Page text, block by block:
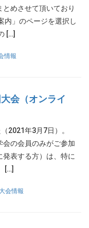
めさせて頂いており
内」のページを選択し
[…]
情報
会（オンライ
（2021年3月7日）。
の会員のみがご参加
表する方）は、特に
[…]
会情報